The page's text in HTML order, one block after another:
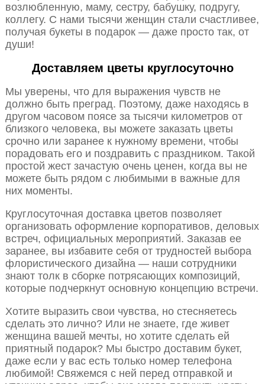
возлюбленную, маму, сестру, бабушку, подругу,
коллегу. С нами тысячи женщин стали счастливее,
получая букеты в подарок — даже просто так, от
души!
Доставляем цветы круглосуточно
Мы уверены, что для выражения чувств не
должно быть преград. Поэтому, даже находясь в
другом часовом поясе за тысячи километров от
близкого человека, вы можете заказать цветы
срочно или заранее к нужному времени, чтобы
порадовать его и поздравить с праздником. Такой
простой жест зачастую очень ценен, когда вы не
можете быть рядом с любимыми в важные для
них моменты.
Круглосуточная доставка цветов позволяет
организовать оформление корпоративов, деловых
встреч, официальных мероприятий. Заказав ее
заранее, вы избавите себя от трудностей выбора
флористического дизайна — наши сотрудники
знают толк в сборке потрясающих композиций,
которые подчеркнут основную концепцию встречи.
Хотите выразить свои чувства, но стесняетесь
сделать это лично? Или не знаете, где живет
женщина вашей мечты, но хотите сделать ей
приятный подарок? Мы быстро доставим букет,
даже если у вас есть только номер телефона
любимой! Свяжемся с ней перед отправкой и